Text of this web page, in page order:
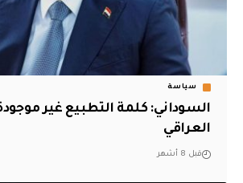
سياسة
السوداني: كلمة التطبيع غير
العراقي
قبل 8 أشهر